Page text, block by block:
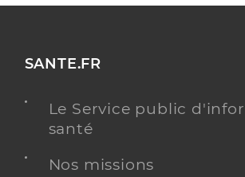
SANTE.FR
Le Service public
santé
Nos missions